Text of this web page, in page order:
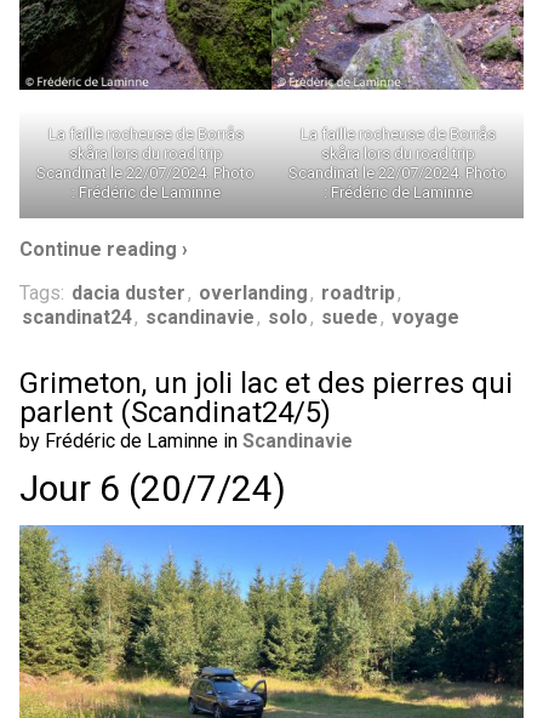
La faille rocheuse de Borrås
skåra lors du road trip
Scandinat le 22/07/2024. Photo
: Frédéric de Laminne
La faille rocheuse de Borrås
skåra lors du road trip
Scandinat le 22/07/2024. Photo
: Frédéric de Laminne
Continue reading ›
Tags: dacia duster, overlanding, roadtrip,
scandinat24, scandinavie, solo, suede, voyage
Grimeton, un joli lac et des pierres qui
parlent (Scandinat24/5)
by Frédéric de Laminne in Scandinavie
Jour 6 (20/7/24)